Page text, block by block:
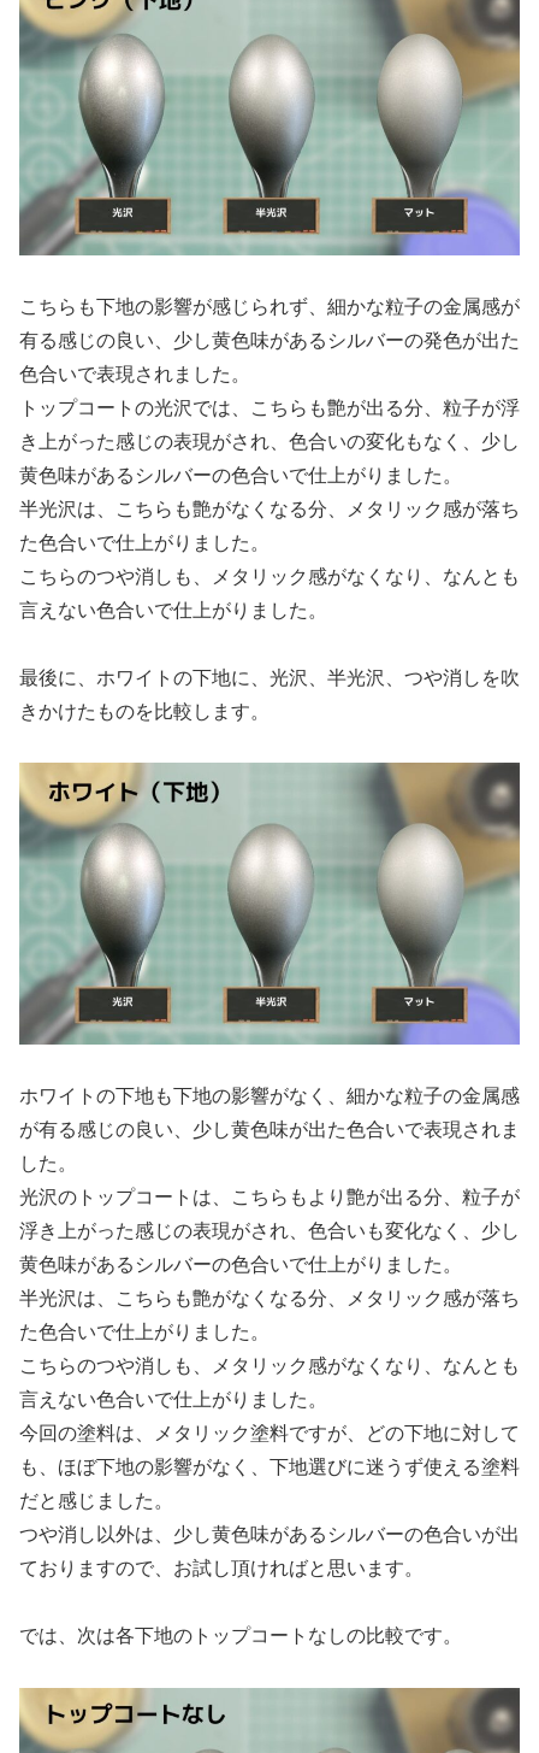
こちらも下地の影響が感じられず、細かな粒子の金属感が
有る感じの良い、少し黄色味があるシルバーの発色が出た
色合いで表現されました。
トップコートの光沢では、こちらも艶が出る分、粒子が浮
き上がった感じの表現がされ、色合いの変化もなく、少し
黄色味があるシルバーの色合いで仕上がりました。
半光沢は、こちらも艶がなくなる分、メタリック感が落ち
た色合いで仕上がりました。
こちらのつや消しも、メタリック感がなくなり、なんとも
言えない色合いで仕上がりました。
最後に、ホワイトの下地に、光沢、半光沢、つや消しを吹
きかけたものを比較します。
ホワイトの下地も下地の影響がなく、細かな粒子の金属感
が有る感じの良い、少し黄色味が出た色合いで表現されま
した。
光沢のトップコートは、こちらもより艶が出る分、粒子が
浮き上がった感じの表現がされ、色合いも変化なく、少し
黄色味があるシルバーの色合いで仕上がりました。
半光沢は、こちらも艶がなくなる分、メタリック感が落ち
た色合いで仕上がりました。
こちらのつや消しも、メタリック感がなくなり、なんとも
言えない色合いで仕上がりました。
今回の塗料は、メタリック塗料ですが、どの下地に対して
も、ほぼ下地の影響がなく、下地選びに迷うず使える塗料
だと感じました。
つや消し以外は、少し黄色味があるシルバーの色合いが出
ておりますので、お試し頂ければと思います。
では、次は各下地のトップコートなしの比較です。